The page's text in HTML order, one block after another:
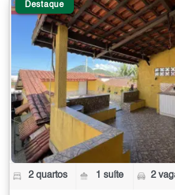
Destaque
2 quartos 1 suíte 2